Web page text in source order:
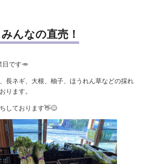
んなの直売！
日です🥕
長ネギ、大根、柚子、ほうれん草などの採れ
ります。
しております👋😊